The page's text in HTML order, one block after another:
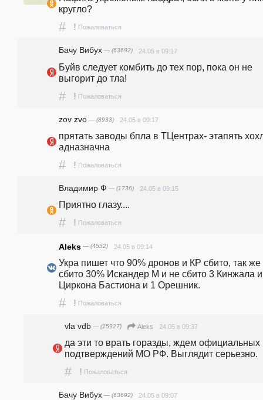
кругло?
# ! Пожаловаться
Бачу Вибух — (63692) 24.05 в 09:17
Буйв следует комбить до тех пор, пока он не
выгорит до тла!
# ! Пожаловаться
zov zvo — (8933) 24.05 в 09:17
прятать заводы бпла в ТЦентрах- этапять
адназначна
# ! Пожаловаться
Владимир Ф — (1736) 24.05 в 09:15
Приятно глазу....
# ! Пожаловаться
Aleks — (4552) 24.05 в 09:14
Укра пишет что 90% дронов и КР сбито, так же
сбито 30% Искандер М и не сбито 3 Кинжала
Циркона Бастиона и 1 Орешник.
# ! Пожаловаться
vla vdb — (15927) Aleks 24.05 в 09:37
да эти то врать горазды, ждем официальных
подтверждений МО РФ. Выглядит серьезно.
# ! Пожаловаться
Бачу Вибух — (63692) 24.05 в 09:07